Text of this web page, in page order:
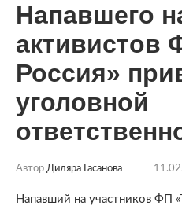
Напавшего
активистов
Россия»
уголовной
Автор Диляра Гасанова
Напавший на участников ФП